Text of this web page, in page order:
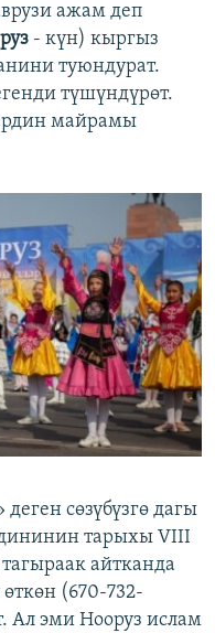
ажам деп
руз - күн) кыргыз
туюндурат.
түшүндүрөт.
майрамы
сөзүбүзгө дагы
тарыхы VIII
айтканда
(670-732-
Ал эми Нооруз ислам